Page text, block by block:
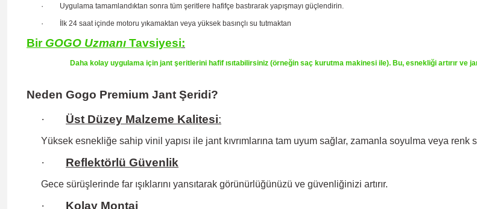
· Uygulama tamamlandıktan sonra tüm şeritlere hafifçe bastırarak yapışmayı güçlendirin.
· İlk 24 saat içinde motoru yıkamaktan veya yüksek basınçlı su tutmaktan
Bir GOGO Uzmanı Tavsiyesi:
Daha kolay uygulama için jant şeritlerini hafif ısıtabilirsiniz (örneğin saç kurutma makinesi ile). Bu, esnekliği artırır ve
Neden Gogo Premium Jant Şeridi?
·
Üst Düzey Malzeme Kalitesi:
Yüksek esnekliğe sahip vinil yapısı ile jant kıvrımlarına tam uyum sağlar, zamanla soyulma veya renk
· Reflektörlü Güvenlik
Gece sürüşlerinde far ışıklarını yansıtarak görünürlüğünüzü ve güvenliğinizi artırır.
· Kolay Montaj